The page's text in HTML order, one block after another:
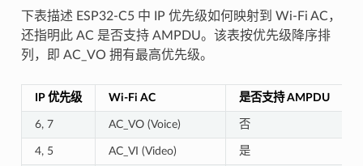
下表描述 ESP32-C5 中 IP 优先级如何映射到 Wi-Fi AC，
还指明此 AC 是否支持 AMPDU。该表按优先级降序排
列，即 AC_VO 拥有最高优先级。
IP 优先级 Wi-Fi AC 是否支持 AMPDU
6, 7 AC_VO (Voice) 否
4, 5 AC_VI (Video) 是